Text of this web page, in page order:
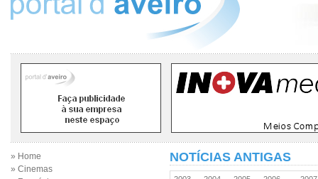
» Home
» Cinemas
NOTÍCIAS ANTIGAS